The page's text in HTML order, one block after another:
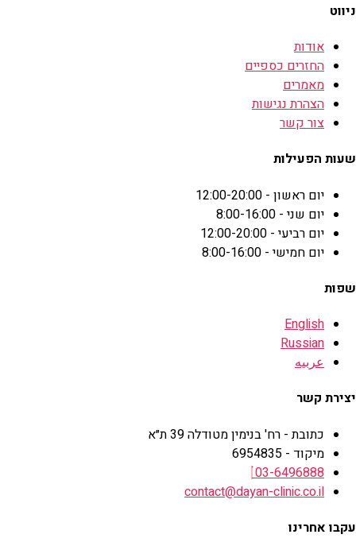
ניווט
אודות
החזרים כספיים
מאמרים
הצהרת נגישות
צור קשר
שעות הפעילות
יום ראשון - 12:00-20:00
יום שני - 8:00-16:00
יום רביעי - 12:00-20:00
יום חמישי - 8:00-16:00
שפות
English
Russian
عربيه
יצירת קשר
כתובת - רח' בנימין מטודלה 39 ת״א
מיקוד - 6954835
03-6496888
contact@dayan-clinic.co.il
עקבו אחרינו